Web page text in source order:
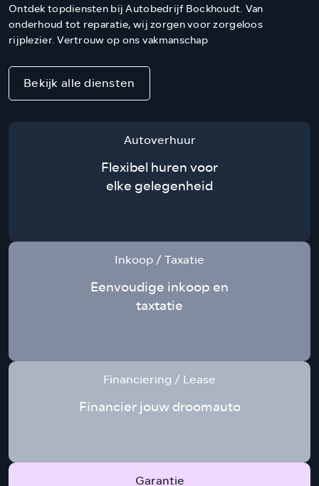
Ontdek topdiensten bij Autobedrijf Bockhoudt. Van
onderhoud tot reparatie, wij zorgen voor zorgeloos
rijplezier. Vertrouw op ons vakmanschap
Bekijk alle diensten
Autoverhuur
Flexibel huren voor
elke gelegenheid
Inkoop / Taxatie
Eenvoudige inkoop en
taxtatie
Financiering / Lease
Financier jouw droomauto
Garantie